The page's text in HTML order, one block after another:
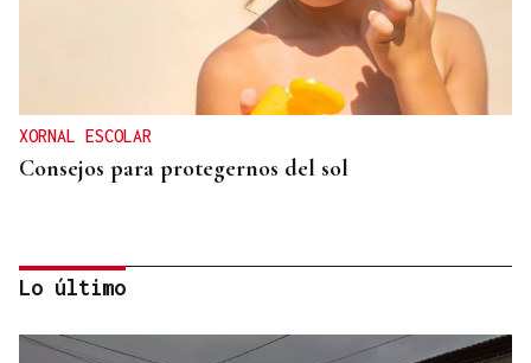
XORNAL ESCOLAR
Consejos para protegernos del sol
Lo último